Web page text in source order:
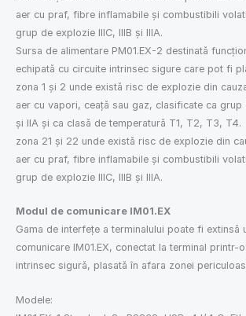
aer cu praf, fibre inflamabile și combustibili
grup de explozie IIIC, IIIB și IIIA.
Sursa de alimentare PM01.EX-2 destinată
echipată cu circuite intrinsec sigure care pot fi
zona 1 și 2 unde există risc de explozie din
aer cu vapori, ceață sau gaz, clasificate ca grup
și IIA și ca clasă de temperatură T1, T2, T3, T4.
zona 21 și 22 unde există risc de explozie din
aer cu praf, fibre inflamabile și combustibili
grup de explozie IIIC, IIIB și IIIA.
Modul de comunicare IM01.EX
Gama de interfețe a terminalului poate fi extinsă
comunicare IM01.EX, conectat la terminal printr-
intrinsec sigură, plasată în afara zonei
Modele: